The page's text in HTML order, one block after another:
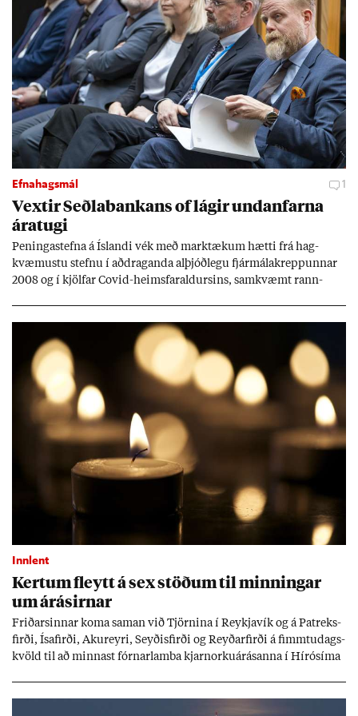
Efnahagsmál 1
Vext­ir Seðla­bank­ans of lág­ir und­an­farna
ára­tugi
Pen­inga­stefna á Ís­landi vék með mark­tæk­um hætti frá hag­
kvæm­ustu stefnu í að­drag­anda al­þjóð­legu fjár­málakrepp­unn­ar
2008 og í kjöl­far Covid-heims­far­ald­urs­ins, sam­kvæmt rann­
Innlent
Kert­um fleytt á sex stöð­um til minn­ing­ar
um árás­irn­ar
Frið­arsinn­ar koma sam­an við Tjörn­ina í Reykja­vík og á Pat­reks­
firði, Ísa­firði, Ak­ur­eyri, Seyð­is­firði og Reyð­ar­firði á fimmtu­dags­
kvöld til að minn­ast fórn­ar­lamba kjarn­orku­árás­anna í Hírósíma